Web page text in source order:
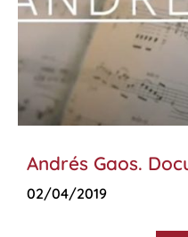
Andrés Gaos.
02/04/2019